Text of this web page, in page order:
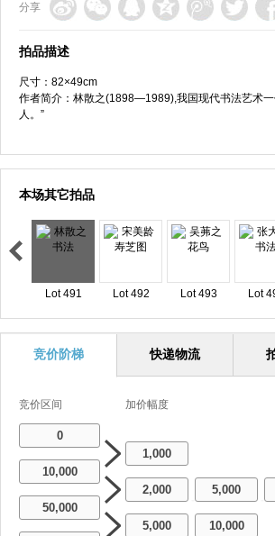
分享
拍品描述
尺寸：82×49cm
作者简介：林散之(1898—1989),我国现代书法艺术一
人。”
本场其它拍品
Lot 491 Lot 492 Lot 493 Lot
竞价阶梯 快递物流
竞价区间 加价幅度
0
1,000
10,000
2,000
5,000
50,000
5,000
10,000